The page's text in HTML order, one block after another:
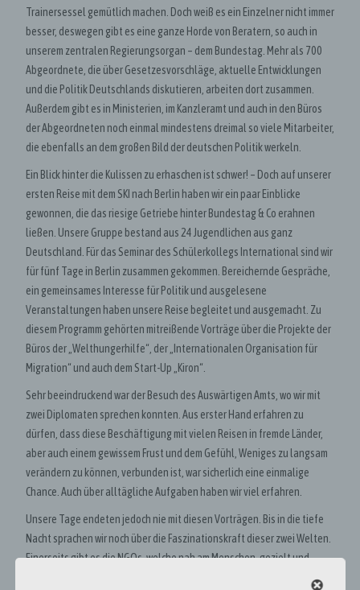
Trainersessel gemütlich machen. Doch weiß es ein Einzelner nicht immer
besser, deswegen gibt es eine ganze Horde von Beratern, so auch in
unserem zentralen Regierungsorgan – dem Bundestag. Mehr als 700
Abgeordnete, die über Gesetzesvorschläge, aktuelle Entwicklungen
und die Politik Deutschlands diskutieren, arbeiten dort zusammen.
Außerdem gibt es in Ministerien, im Kanzleramt und auch in den Büros
der Abgeordneten noch einmal mindestens dreimal so viele Mitarbeiter,
die ebenfalls an dem großen Bild der deutschen Politik werkeln.
Ein Blick hinter die Kulissen zu erhaschen ist schwer! – Doch auf unserer
ersten Reise mit dem SKI nach Berlin haben wir ein paar Einblicke
gewonnen, die das riesige Getriebe hinter Bundestag & Co erahnen
ließen. Unsere Gruppe bestand aus 24 Jugendlichen aus ganz
Deutschland. Für das Seminar des Schülerkollegs International sind wir
für fünf Tage in Berlin zusammen gekommen. Bereichernde Gespräche,
ein gemeinsames Interesse für Politik und ausgelesene
Veranstaltungen haben unsere Reise begleitet und ausgemacht. Zu
diesem Programm gehörten mitreißende Vorträge über die Projekte der
Büros der „Welthungerhilfe“, der „Internationalen Organisation für
Migration“ und auch dem Start-Up „Kiron“.
Sehr beeindruckend war der Besuch des Auswärtigen Amts, wo wir mit
zwei Diplomaten sprechen konnten. Aus erster Hand erfahren zu
dürfen, dass diese Beschäftigung mit vielen Reisen in fremde Länder,
aber auch einem gewissem Frust und dem Gefühl, Weniges zu langsam
verändern zu können, verbunden ist, war sicherlich eine einmalige
Chance. Auch über alltägliche Aufgaben haben wir viel erfahren.
Unsere Tage endeten jedoch nie mit diesen Vorträgen. Bis in die tiefe
Nacht sprachen wir noch über die Faszinationskraft dieser zwei Welten.
Einerseits gibt es die NGOs, welche nah am Menschen, gezielt und